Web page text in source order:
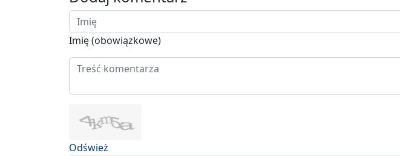
Imię (obowiązkowe)
Odśwież